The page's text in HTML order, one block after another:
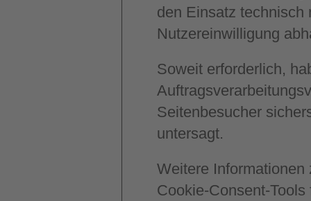
den Einsatz technisch
Nutzereinwilligung
Soweit erforderlich,
Seitenbesucher
untersagt.
Weitere
Cookie-Consent-